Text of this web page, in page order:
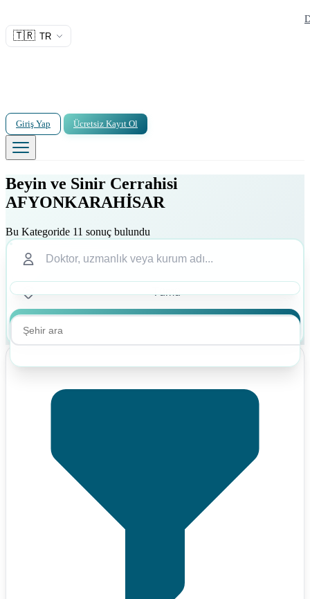
🇹🇷 TR
Giriş Yap Ücretsiz Kayıt Ol
Beyin ve Sinir Cerrahisi
AFYONKARAHİSAR
Bu Kategoride 11 sonuç bulundu